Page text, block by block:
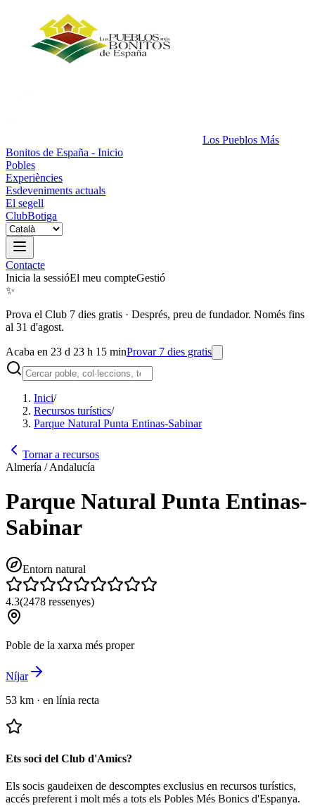
Los Pueblos Más
Bonitos de España - Inicio
Pobles
Experiències
Esdeveniments actuals
El segell
ClubBotiga
Contacte
Inicia la sessióEl meu compteGestió
✨
Prova el Club 7 dies gratis · Després, preu de fundador. Només fins
al 31 d'agost.
Acaba en 23 d 23 h 15 minProvar 7 dies gratis
Inici/
Recursos turístics/
Parque Natural Punta Entinas-Sabinar
Tornar a recursos
Almería / Andalucía
Parque Natural Punta Entinas-
Sabinar
Entorn natural
4.3(2478 ressenyes)
Poble de la xarxa més proper
Níjar
53 km · en línia recta
Ets soci del Club d'Amics?
Els socis gaudeixen de descomptes exclusius en recursos turístics,
accés preferent i molt més a tots els Pobles Més Bonics d'Espanya.